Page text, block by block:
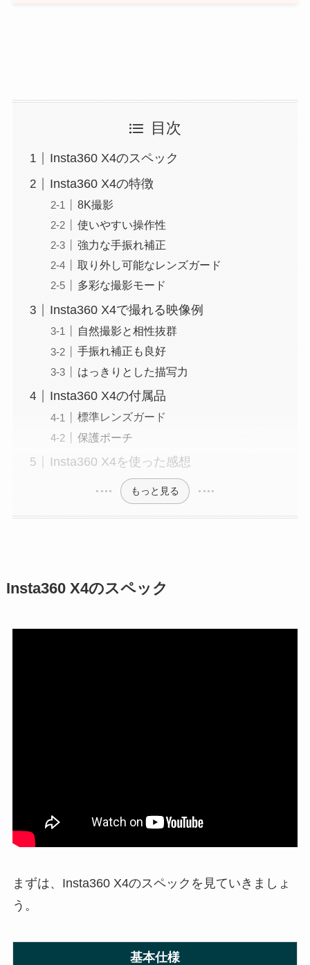
目次
Insta360 X4のスペック
Insta360 X4の特徴
8K撮影
使いやすい操作性
強力な手振れ補正
取り外し可能なレンズガード
多彩な撮影モード
Insta360 X4で撮れる映像例
自然撮影と相性抜群
手振れ補正も良好
はっきりとした描写力
Insta360 X4の付属品
標準レンズガード
保護ポーチ
Insta360 X4を使った感想
もっと見る
Insta360 X4のスペック
まずは、Insta360 X4のスペックを見ていきましょ
う。
基本仕様